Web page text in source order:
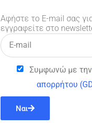
Αφήστε το E-mail σας
εγγραφείτε στο
Συμφωνώ με την
απορρήτου
Ναι